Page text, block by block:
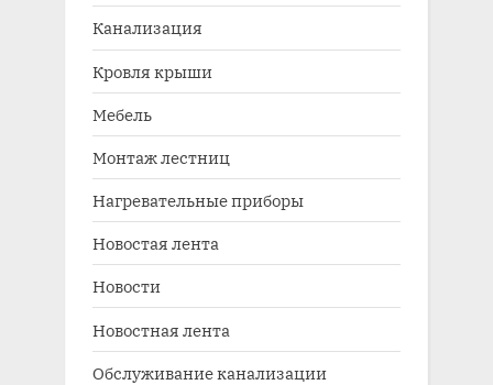
Канализация
Кровля крыши
Мебель
Монтаж лестниц
Нагревательные приборы
Новостая лента
Новости
Новостная лента
Обслуживание канализации